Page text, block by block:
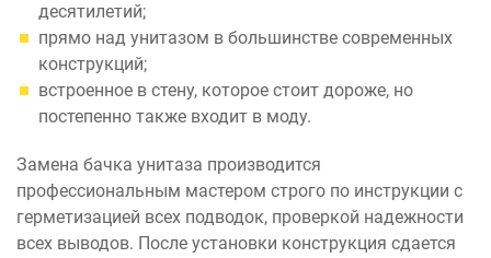
десятилетий;
прямо над унитазом в большинстве современных
конструкций;
встроенное в стену, которое стоит дороже, но
постепенно также входит в моду.
Замена бачка унитаза производится
профессиональным мастером строго по инструкции с
герметизацией всех подводок, проверкой надежности
всех выводов. После установки конструкция сдается